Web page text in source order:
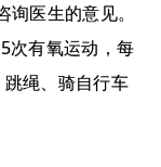
医生的意见。
次有氧运动，每
绳、骑自行车